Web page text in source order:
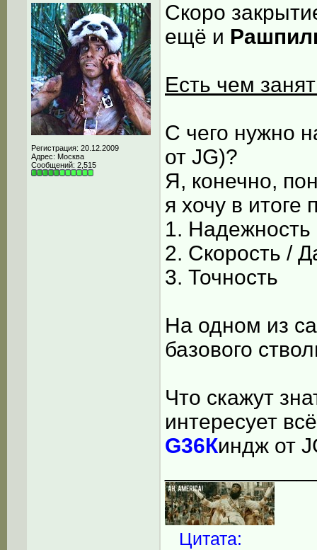
Регистрация: 20.12.2009
Адрес: Москва
Сообщений: 2,515
Скоро
ещё и
Есть чем
С чего нужно
от JG)?
Я, конечно,
я хочу в итоге
1. Надежность
2. Скорость /
3. Точность
На одном из
базового
Что скажут
интересует
G36Киндж от
Цитата: